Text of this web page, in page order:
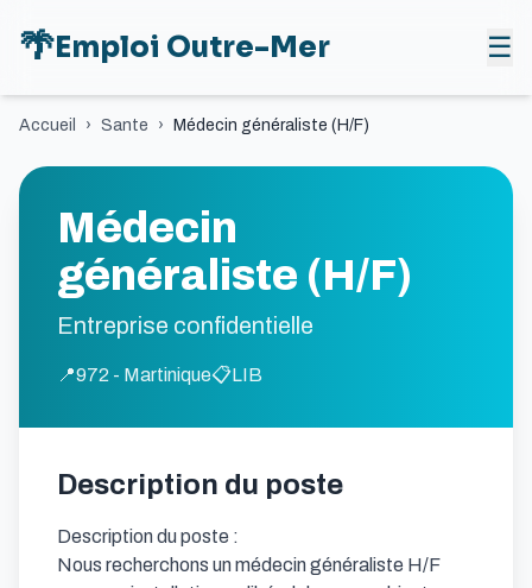
🌴Emploi Outre-Mer ☰
Accueil › Sante › Médecin généraliste (H/F)
Médecin
généraliste (H/F)
Entreprise confidentielle
📍972 - Martinique📋LIB
Description du poste
Description du poste :
Nous recherchons un médecin généraliste H/F